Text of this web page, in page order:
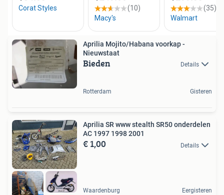
Aprilia Mojito/Habana voorkap -
Nieuwstaat
Bieden Details
Rotterdam Gisteren
Aprilia SR www stealth SR50 onderdelen
AC 1997 1998 2001
€ 1,00 Details
Waardenburg Eergisteren